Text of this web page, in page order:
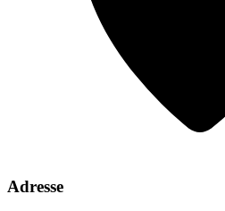
Adresse